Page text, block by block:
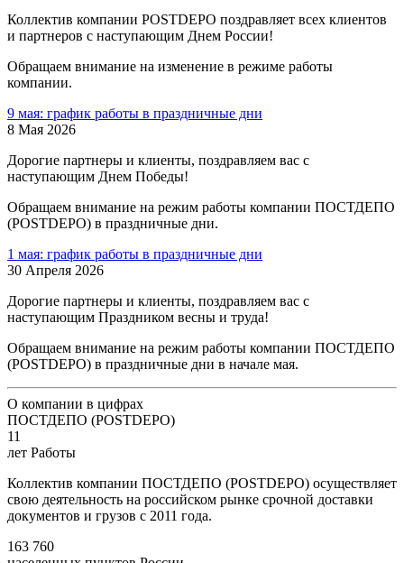
Коллектив компании POSTDEPO поздравляет всех клиентов
и партнеров с наступающим Днем России!
Обращаем внимание на изменение в режиме работы
компании.
9 мая: график работы в праздничные дни
8 Мая 2026
Дорогие партнеры и клиенты, поздравляем вас с
наступающим Днем Победы!
Обращаем внимание на режим работы компании ПОСТДЕПО
(POSTDEPO) в праздничные дни.
1 мая: график работы в праздничные дни
30 Апреля 2026
Дорогие партнеры и клиенты, поздравляем вас с
наступающим Праздником весны и труда!
Обращаем внимание на режим работы компании ПОСТДЕПО
(POSTDEPO) в праздничные дни в начале мая.
О компании в цифрах
ПОСТДЕПО (POSTDEPO)
11
лет Работы
Коллектив компании ПОСТДЕПО (POSTDEPO) осуществляет
свою деятельность на российском рынке срочной доставки
документов и грузов с 2011 года.
163 760